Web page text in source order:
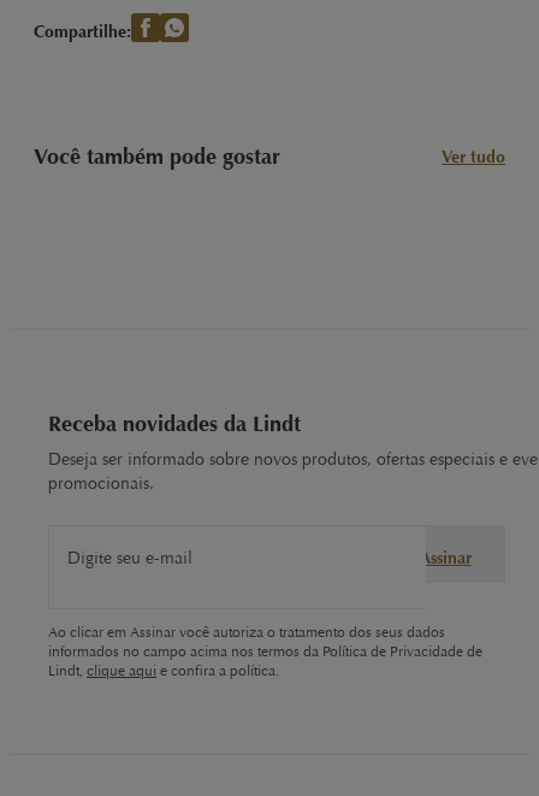
cremoso. Imagem meramente ilustrativa.
Compartilhe:
Você também pode gostar Ver tudo
Receba novidades da Lindt
Deseja ser informado sobre novos produtos, ofertas especiais e
promocionais.
Digite seu e-mail Assinar
Ao clicar em Assinar você autoriza o tratamento dos seus dados
informados no campo acima nos termos da Política de Privacidade de
Lindt, clique aqui e confira a política.